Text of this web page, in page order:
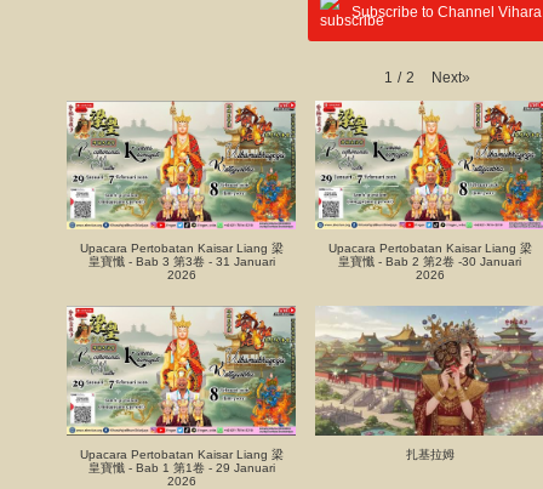
Subscribe to Channel Vihara
1 / 2 Next»
Upacara Pertobatan Kaisar Liang 梁
皇寶懺 - Bab 3 第3卷 - 31 Januari
2026
Upacara Pertobatan Kaisar Liang 梁
皇寶懺 - Bab 2 第2卷 -30 Januari
2026
Upacara Pertobatan Kaisar Liang 梁
皇寶懺 - Bab 1 第1卷 - 29 Januari
2026
扎基拉姆